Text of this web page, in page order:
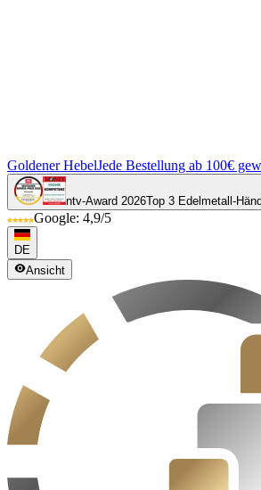
Goldener HebelJede Bestellung ab 100€
ntv-Award 2026Top 3 Edelmetall-
Google: 4,9/5
DE
Ansicht